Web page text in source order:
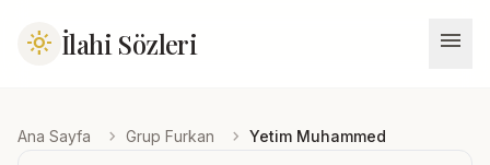
light_mode İlahi Sözleri menu
Ana Sayfa chevron_right Grup Furkan chevron_right Yetim Muhammed